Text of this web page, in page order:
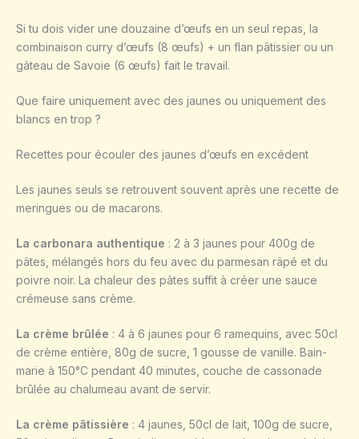
Si tu dois vider une douzaine d’œufs en un seul repas, la
combinaison curry d’œufs (8 œufs) + un flan pâtissier ou un
gâteau de Savoie (6 œufs) fait le travail.
Que faire uniquement avec des jaunes ou uniquement des
blancs en trop ?
Recettes pour écouler des jaunes d’œufs en excédent
Les jaunes seuls se retrouvent souvent après une recette de
meringues ou de macarons.
La carbonara authentique : 2 à 3 jaunes pour 400g de
pâtes, mélangés hors du feu avec du parmesan râpé et du
poivre noir. La chaleur des pâtes suffit à créer une sauce
crémeuse sans crème.
La crème brûlée : 4 à 6 jaunes pour 6 ramequins, avec 50cl
de crème entière, 80g de sucre, 1 gousse de vanille. Bain-
marie à 150°C pendant 40 minutes, couche de cassonade
brûlée au chalumeau avant de servir.
La crème pâtissière : 4 jaunes, 50cl de lait, 100g de sucre,